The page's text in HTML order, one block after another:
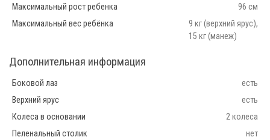
Максимальный рост ребенка
96 см
Максимальный вес ребёнка
9 кг (верхний ярус),
15 кг (манеж)
Дополнительная информация
Боковой лаз
есть
Верхний ярус
есть
Колеса в основании
2 колеса
Пеленальный столик
нет